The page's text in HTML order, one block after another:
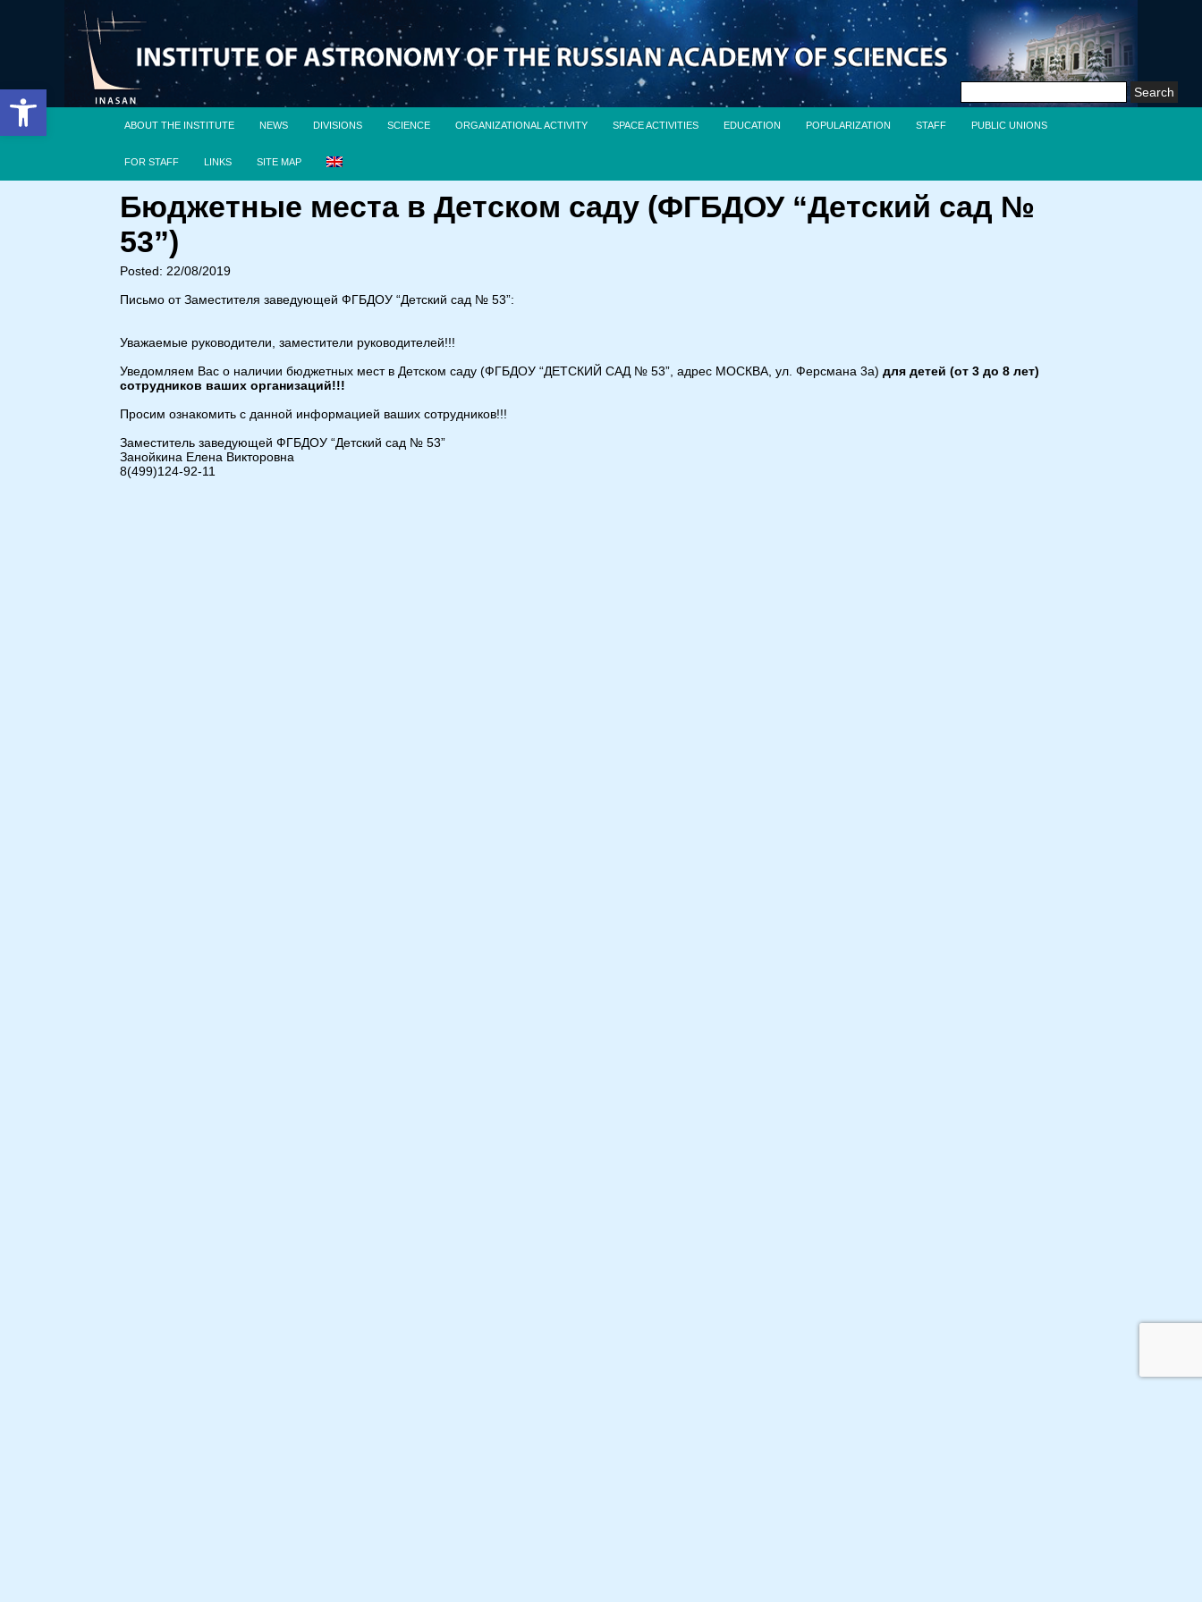
Open toolbar
Search
ABOUT THE INSTITUTE NEWS DIVISIONS SCIENCE ORGANIZATIONAL ACTIVITY SPACE ACTIVITIES EDUCATION POPULARIZATION STAFF PUBLIC UNIONS
FOR STAFF LINKS SITE MAP
Бюджетные места в Детском саду (ФГБДОУ “Детский сад №
53”)
Posted: 22/08/2019
Письмо от Заместителя заведующей ФГБДОУ “Детский сад № 53”:
Уважаемые руководители, заместители руководителей!!!
Уведомляем Вас о наличии бюджетных мест в Детском саду (ФГБДОУ “ДЕТСКИЙ САД № 53”, адрес МОСКВА, ул. Ферсмана 3а)для детей (от3 до 8 лет)
сотрудников ваших организаций!!!
Просим ознакомить с данной информацией ваших сотрудников!!!
Заместитель заведующей ФГБДОУ “Детский сад № 53”
Занойкина Елена Викторовна
8(499)124-92-11